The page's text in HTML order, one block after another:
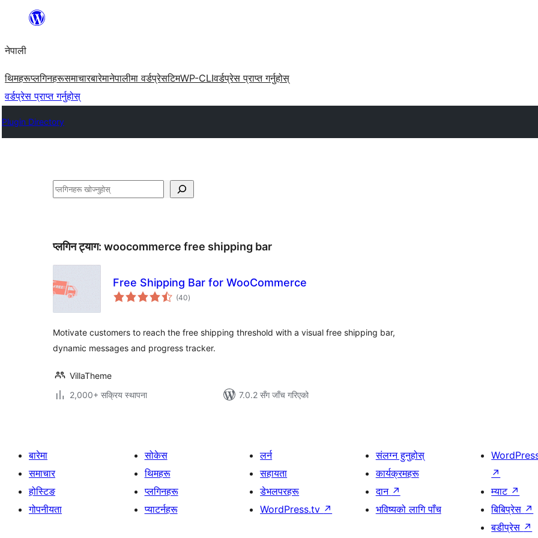
सामग्रीमा
नेपाली
थिमहरूप्लगिनहरूसमाचारबारेमानेपालीमा वर्डप्रेसटिमWP-CLIवर्डप्रेस प्राप्त गर्नुहोस्
वर्डप्रेस प्राप्त गर्नुहोस्
Plugin Directory
खोज्नुहोस्
प्लगिन ट्याग: woocommerce free shipping bar
Free Shipping Bar for WooCommerce
(40कुल
रेटिङ्गहरू
)
Motivate customers to reach the free shipping threshold with a visual free shipping bar,
dynamic messages and progress tracker.
VillaTheme
2,000+ सक्रिय स्थापना
7.0.2 सँग जाँच गरिएको
बारेमा
समाचार
होस्टिङ
गोपनीयता
सोकेस
थिमहरू
प्लगिनहरू
प्याटर्नहरू
लर्न
सहायता
डेभलपरहरू
WordPress.tv ↗
संलग्न हुनुहोस्
कार्यक्रमहरू
दान ↗
भविष्यको लागि पाँच
↗
म्याट ↗
बिबिप्रेस ↗
बडीप्रेस ↗